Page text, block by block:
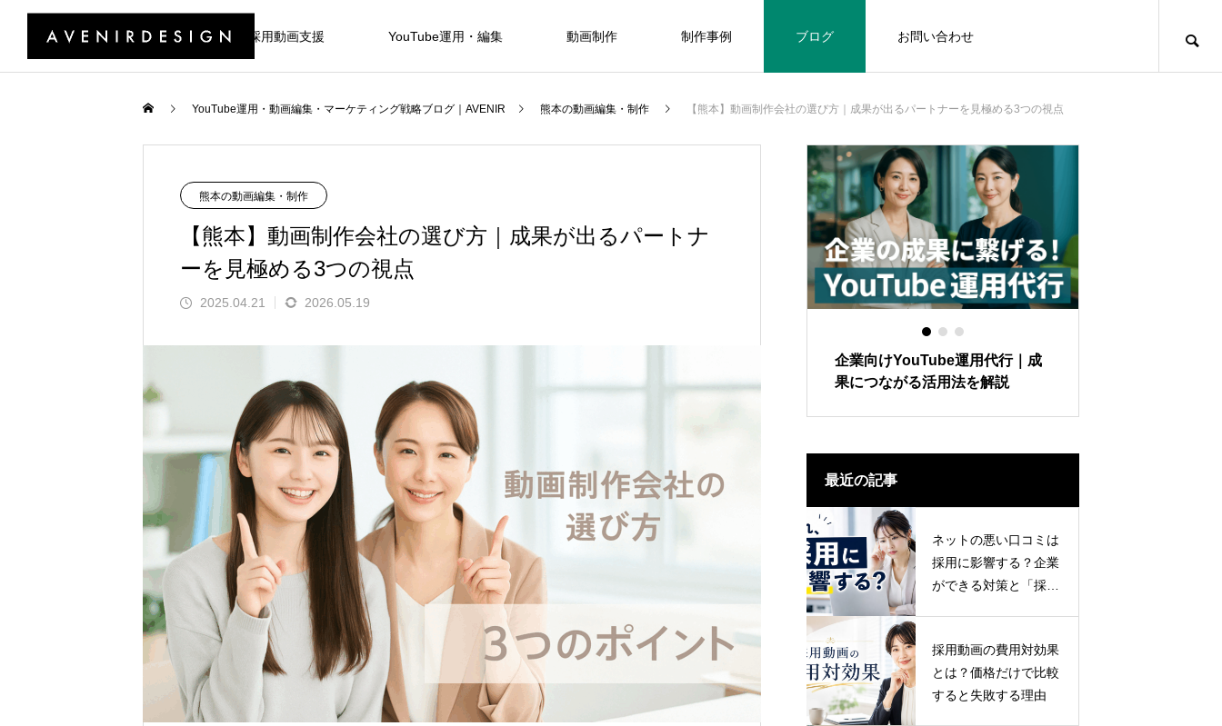
採用動画支援 YouTube運用・編集 動画制作 制作事例 ブログ お問い合わせ
YouTube運用・動画編集・マーケティング戦略ブログ｜AVENIR 熊本の動画編集・制作 【熊本】動画制作会社の選び方｜成果が出るパートナーを見極める3つの視点
熊本の動画編集・制作
【熊本】動画制作会社の選び方｜成果が出るパートナ
ーを見極める3つの視点
2025.04.21 2026.05.19
客・売上・信頼を伸ばす動画戦
企業向けYouTube運用代行｜成
果につながる活用法を解説
最近の記事
ネットの悪い口コミは
採用に影響する？企業
ができる対策と「採用
採用動画の費用対効果
とは？価格だけで比較
すると失敗する理由